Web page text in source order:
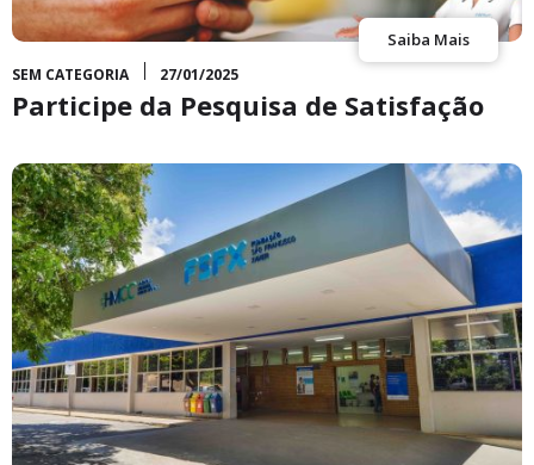
Saiba Mais
SEM CATEGORIA 27/01/2025
Participe da Pesquisa de Satisfação